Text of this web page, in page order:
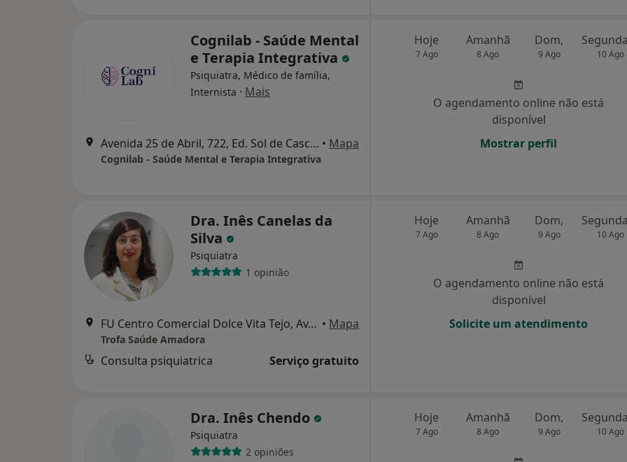
Cognilab - Saúde Mental
e Terapia Integrativa
Psiquiatra, Médico de família,
Internista · Mais
Avenida 25 de Abril, 722, Ed. Sol de Cascais, Bloco D, Loja 16, Cascais • Mapa
Cognilab - Saúde Mental e Terapia Integrativa
Hoje
7 Ago
Amanhã
8 Ago
Dom,
9 Ago 10 Ago
O agendamento online não está
disponível
Mostrar perfil
Dra. Inês Canelas da
Silva
Psiquiatra
1 opinião
FU Centro Comercial Dolce Vita Tejo, Av. Cruzeiro Seixas 5 e 7 fração, Amadora • Mapa
Trofa Saúde Amadora
Consulta psiquiatrica Serviço gratuito
Hoje
7 Ago
Amanhã
8 Ago
Dom,
9 Ago 10 Ago
O agendamento online não está
disponível
Solicite um atendimento
Dra. Inês Chendo
Psiquiatra
2 opiniões
Hoje
7 Ago
Amanhã
8 Ago
Dom,
9 Ago 10 Ago